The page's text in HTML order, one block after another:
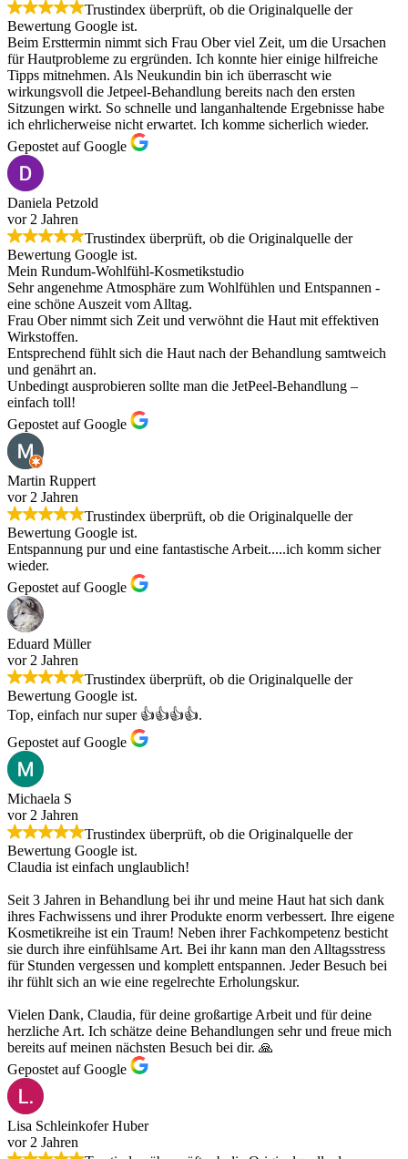
Trustindex überprüft, ob die Originalquelle der
Bewertung Google ist.
Beim Ersttermin nimmt sich Frau Ober viel Zeit, um die Ursachen
für Hautprobleme zu ergründen. Ich konnte hier einige hilfreiche
Tipps mitnehmen. Als Neukundin bin ich überrascht wie
wirkungsvoll die Jetpeel-Behandlung bereits nach den ersten
Sitzungen wirkt. So schnelle und langanhaltende Ergebnisse habe
ich ehrlicherweise nicht erwartet. Ich komme sicherlich wieder.
Gepostet auf Google
Daniela Petzold
vor 2 Jahren
Trustindex überprüft, ob die Originalquelle der
Bewertung Google ist.
Mein Rundum-Wohlfühl-Kosmetikstudio
Sehr angenehme Atmosphäre zum Wohlfühlen und Entspannen -
eine schöne Auszeit vom Alltag.
Frau Ober nimmt sich Zeit und verwöhnt die Haut mit effektiven
Wirkstoffen.
Entsprechend fühlt sich die Haut nach der Behandlung samtweich
und genährt an.
Unbedingt ausprobieren sollte man die JetPeel-Behandlung –
einfach toll!
Gepostet auf Google
Martin Ruppert
vor 2 Jahren
Trustindex überprüft, ob die Originalquelle der
Bewertung Google ist.
Entspannung pur und eine fantastische Arbeit.....ich komm sicher
wieder.
Gepostet auf Google
Eduard Müller
vor 2 Jahren
Trustindex überprüft, ob die Originalquelle der
Bewertung Google ist.
Top, einfach nur super 👍👍👍👍.
Gepostet auf Google
Michaela S
vor 2 Jahren
Trustindex überprüft, ob die Originalquelle der
Bewertung Google ist.
Claudia ist einfach unglaublich!
Seit 3 Jahren in Behandlung bei ihr und meine Haut hat sich dank
ihres Fachwissens und ihrer Produkte enorm verbessert. Ihre eigene
Kosmetikreihe ist ein Traum! Neben ihrer Fachkompetenz besticht
sie durch ihre einfühlsame Art. Bei ihr kann man den Alltagsstress
für Stunden vergessen und komplett entspannen. Jeder Besuch bei
ihr fühlt sich an wie eine regelrechte Erholungskur.
Vielen Dank, Claudia, für deine großartige Arbeit und für deine
herzliche Art. Ich schätze deine Behandlungen sehr und freue mich
bereits auf meinen nächsten Besuch bei dir. 🙏
Gepostet auf Google
Lisa Schleinkofer Huber
vor 2 Jahren